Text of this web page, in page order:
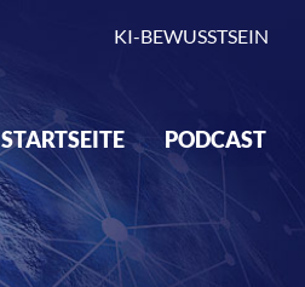
KI-BEWUSSTSEIN
STARTSEITE PODCAST